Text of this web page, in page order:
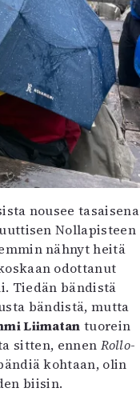
nousee tasaisena
Nollapisteen
nähnyt heitä
odottanut
Tiedän bändistä
bändistä, mutta
Liimatan tuorein
sitten, ennen Rollo-
kohtaan, olin
biisin.